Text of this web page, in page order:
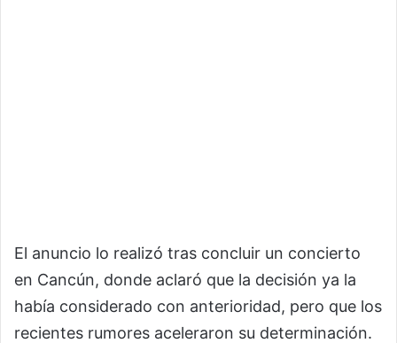
El anuncio lo realizó tras concluir un concierto
en Cancún, donde aclaró que la decisión ya la
había considerado con anterioridad, pero que los
recientes rumores aceleraron su determinación.